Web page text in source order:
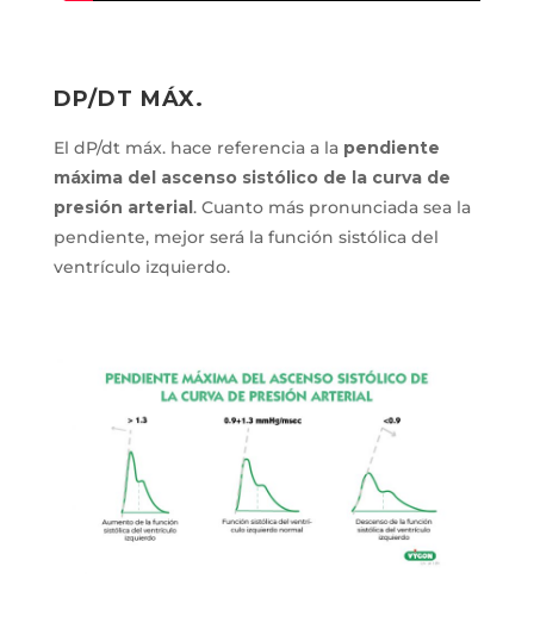
DP/DT MÁX.
El dP/dt máx. hace referencia a la pendiente
máxima del ascenso sistólico de la curva de
presión arterial. Cuanto más pronunciada sea la
pendiente, mejor será la función sistólica del
ventrículo izquierdo.